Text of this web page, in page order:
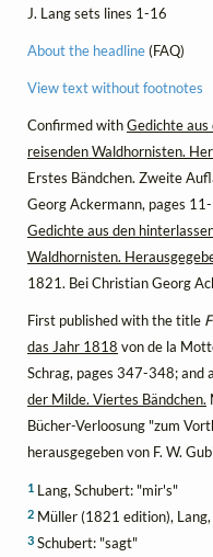
J. Lang sets lines 1-16
About the headline(FAQ)
View text without footnotes
Confirmed withGedichte aus
reisenden Waldhornisten.
Erstes Bändchen. Zweite
Georg Ackermann, pages
Gedichte aus den
Waldhornisten.
1821. Bei Christian Georg
First published with the title
das Jahr 1818 von de la
Schrag, pages 347-348; and
der Milde. Viertes Bändchen.
Bücher-Verloosung "zum
herausgegeben von F. W.
1 Lang, Schubert: "mir's"
2 Müller (1821 edition),
3 Schubert: "sagt"